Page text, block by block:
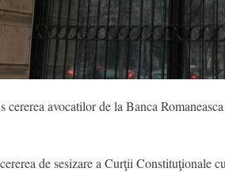
cererea avocatilor de la Banca
de sesizare a Curţii